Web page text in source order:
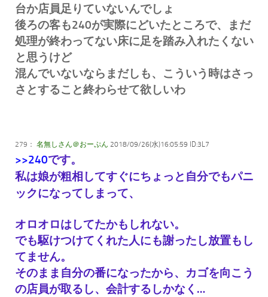
台か店員足りていないんでしょ
後ろの客も240が実際にどいたところで、まだ
処理が終わってない床に足を踏み入れたくない
と思うけど
混んでいないならまだしも、こういう時はさっ
さとすること終わらせて欲しいわ
279： 名無しさん＠おーぷん 2018/09/26(水)16:05:59 ID:3L7
>>240です。
私は娘が粗相してすぐにちょっと自分でもパニ
ックになってしまって、
オロオロはしてたかもしれない。
でも駆けつけてくれた人にも謝ったし放置もし
てません。
そのまま自分の番になったから、 カゴを向こう
の店員が取るし、会計するしかなく…